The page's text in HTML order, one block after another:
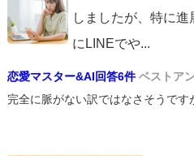
しましたが、特に
にLINEでや...
恋愛マスター&AI回答6件 ベストア
完全に脈がない訳ではなさそうです